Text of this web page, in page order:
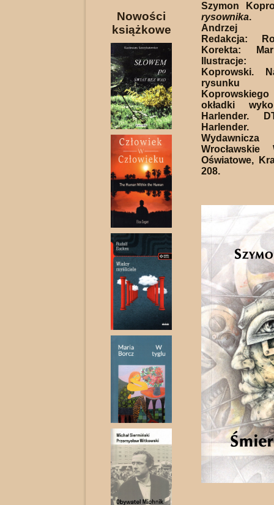
Nowości
książkowe
Szymon
rysownika.
Andrzej
Redakcja:
Korekta:
Koprowski.
rysunku
okładki
Harlender.
Wrocławskie
Oświatowe,
208.